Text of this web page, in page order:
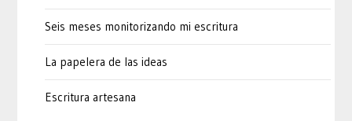
Seis meses monitorizando mi escritura
La papelera de las ideas
Escritura artesana